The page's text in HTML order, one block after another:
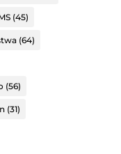
(45)
(64)
(56)
(31)